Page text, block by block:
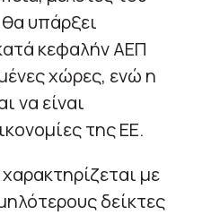
υπάρξει
κεφαλήν ΑΕΠ
χώρες, ενώ η
να είναι
της ΕΕ.
με
δείκτες